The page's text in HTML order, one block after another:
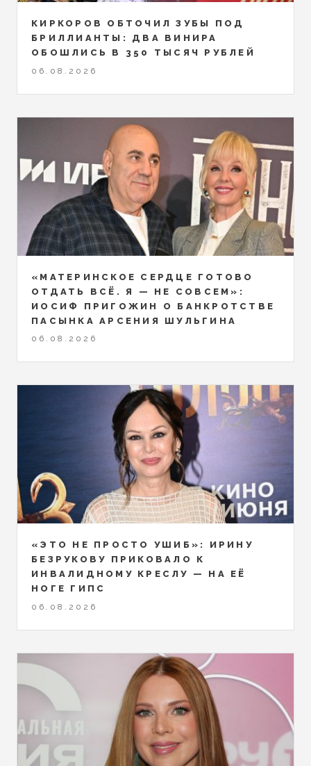
КИРКОРОВ ОБТОЧИЛ ЗУБЫ ПОД
БРИЛЛИАНТЫ: ДВА ВИНИРА
ОБОШЛИСЬ В 350 ТЫСЯЧ РУБЛЕЙ
06.08.2026
«МАТЕРИНСКОЕ СЕРДЦЕ ГОТОВО
ОТДАТЬ ВСЁ. Я — НЕ СОВСЕМ»:
ИОСИФ ПРИГОЖИН О БАНКРОТСТВЕ
ПАСЫНКА АРСЕНИЯ ШУЛЬГИНА
06.08.2026
«ЭТО НЕ ПРОСТО УШИБ»: ИРИНУ
БЕЗРУКОВУ ПРИКОВАЛО К
ИНВАЛИДНОМУ КРЕСЛУ — НА ЕЁ
НОГЕ ГИПС
06.08.2026